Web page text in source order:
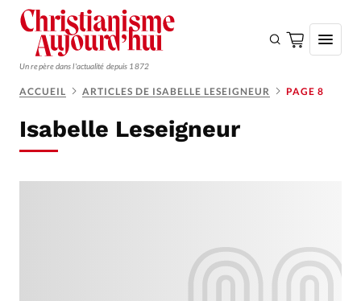
Un repère dans l'actualité depuis 1872
Monde
ACCUEIL ARTICLES DE ISABELLE LESEIGNEUR PAGE 8
Isabelle Leseigneur